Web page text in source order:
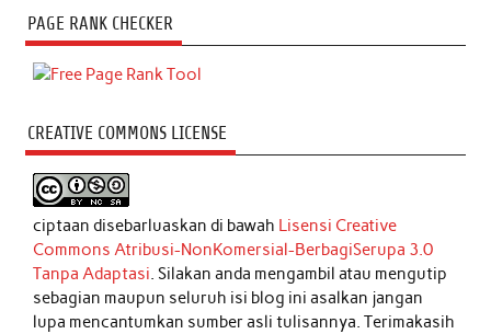
PAGE RANK CHECKER
CREATIVE COMMONS LICENSE
ciptaan disebarluaskan di bawah Lisensi Creative
Commons Atribusi-NonKomersial-BerbagiSerupa 3.0
Tanpa Adaptasi . Silakan anda mengambil atau mengutip
sebagian maupun seluruh isi blog ini asalkan jangan
lupa mencantumkan sumber asli tulisannya. Terimakasih